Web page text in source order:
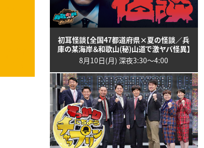
初耳怪談【全国47都道府県×夏の怪談／兵
庫の某海岸＆和歌山(秘)山道で激ヤバ怪異】
8月10日(月) 深夜3:30〜4:00